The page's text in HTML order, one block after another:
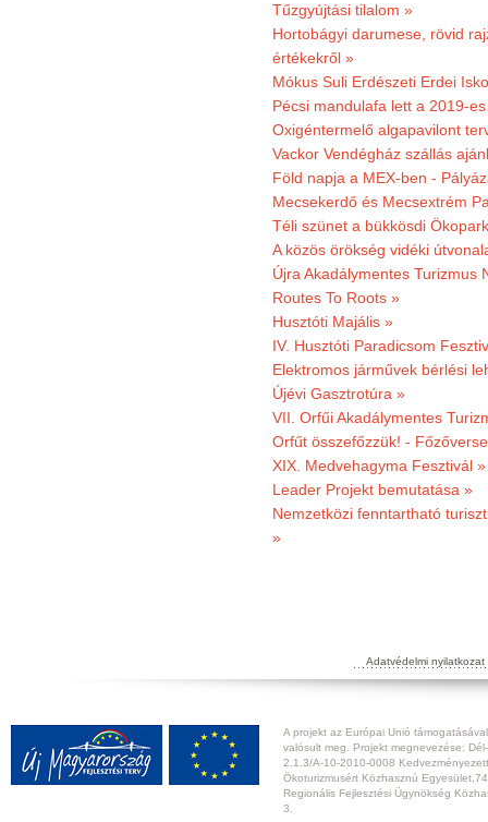
Tűzgyújtási tilalom »
Hortobágyi darumese, rövid
értékekről »
Mókus Suli Erdészeti Erdei
Pécsi mandulafa lett a 2019-
Oxigéntermelő algapavilont
Vackor Vendégház szállás
Föld napja a MEX-ben -
Mecsekerdő és Mecsextrém
Téli szünet a bükkösdi
A közös örökség vidéki
Újra Akadálymentes Turizmus
Routes To Roots »
Husztóti Majális »
IV. Husztóti Paradicsom
Elektromos járművek bérlési
Újévi Gasztrotúra »
VII. Orfűi Akadálymentes
Orfűt összefőzzük! -
XIX. Medvehagyma Fesztivál »
Leader Projekt bemutatása »
Nemzetközi fenntartható
»
Adatvédelmi nyilatkozat
A projekt az Európai Unió
valósult meg. Projekt megnevezése:
2.1.3/A-10-2010-0008
Ökoturizmusért Közhasznú
Regionális Fejlesztési Ügynökség
3.